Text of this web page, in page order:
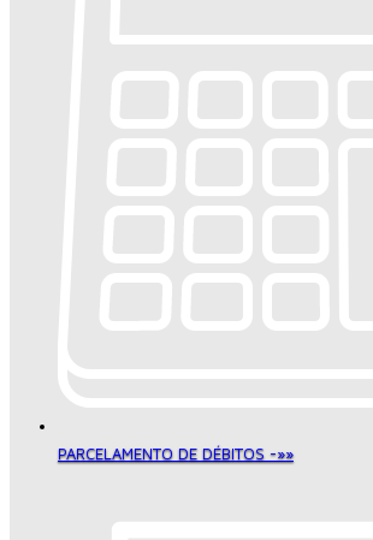
PARCELAMENTO DE DÉBITOS -»»